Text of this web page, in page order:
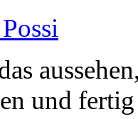
und